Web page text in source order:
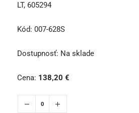
LT, 605294
Kód: 007-628S
Dostupnosť: Na sklade
Cena: 138,20 €